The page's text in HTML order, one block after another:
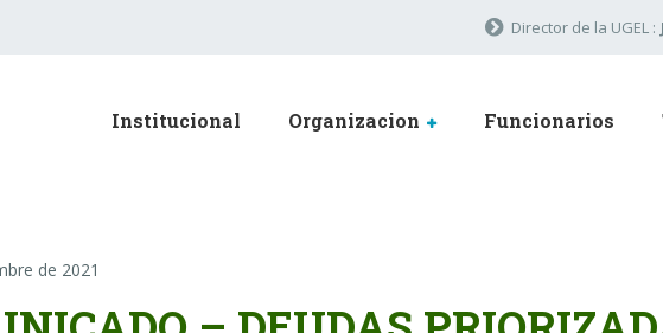
Director de la UGEL :
Institucional Organizacion Funcionarios
de 2021